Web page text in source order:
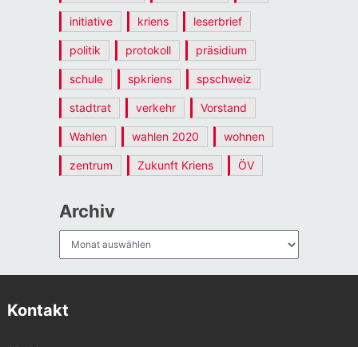
initiative kriens leserbrief
politik protokoll präsidium
schule spkriens spschweiz
stadtrat verkehr Vorstand
Wahlen wahlen 2020 wohnen
zentrum Zukunft Kriens ÖV
Archiv
Kontakt